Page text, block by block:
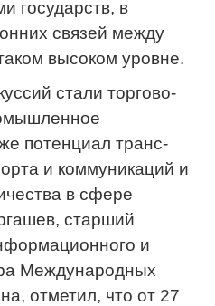
государств, в
связей между
высоком уровне.
стали торгово-
потенциал транс-
и коммуникаций и
в сфере
старший
и
Международных
отметил, что от 27